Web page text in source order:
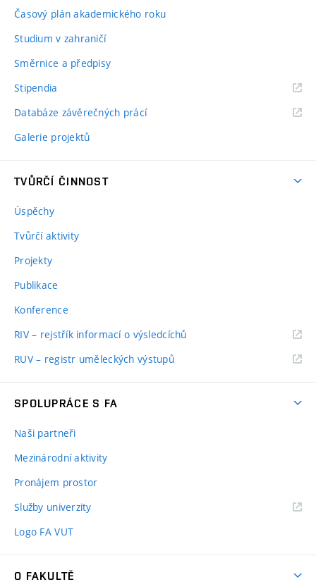
Časový plán akademického roku
Studium v zahraničí
Směrnice a předpisy
Stipendia
Databáze závěrečných prácí
Galerie projektů
TVŮRČÍ ČINNOST
Úspěchy
Tvůrčí aktivity
Projekty
Publikace
Konference
RIV – rejstřík informací o výsledcíchů
RUV – registr uměleckých výstupů
SPOLUPRÁCE S FA
Naši partneři
Mezinárodní aktivity
Pronájem prostor
Služby univerzity
Logo FA VUT
O FAKULTĚ